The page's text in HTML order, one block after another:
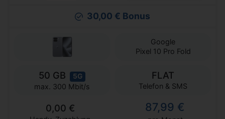
30,00 € Bonus
Google
Pixel 10 Pro Fold
50 GB 5G
max. 300 Mbit/s
FLAT
Telefon & SMS
0,00 € 87,99 €